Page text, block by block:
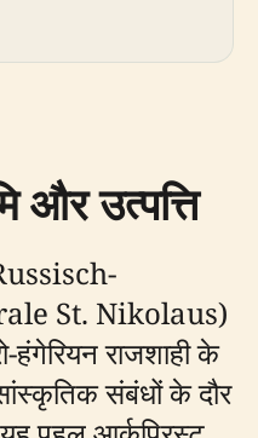
और उत्पत्ति
St. Nikolaus)
राजशाही के
संबंधों के दौर